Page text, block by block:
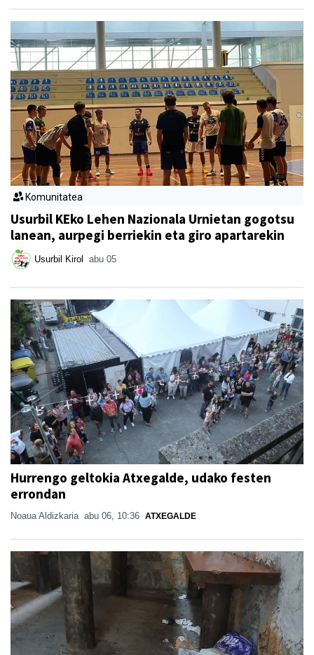
Komunitatea
Usurbil KEko Lehen Nazionala Urnietan gogotsu
lanean, aurpegi berriekin eta giro apartarekin
Usurbil Kirol abu 05
Hurrengo geltokia Atxegalde, udako festen
errondan
Noaua Aldizkaria abu 06, 10:36 ATXEGALDE